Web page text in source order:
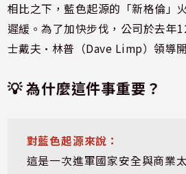
相比之下，藍色起源的「新格倫」
遲緩。為了加快步伐，公司於去年
士戴夫·林普（Dave Limp）領導
💡 為什麼這件事重要？
對藍色起源來說：
這是一次進軍國家安全與商業